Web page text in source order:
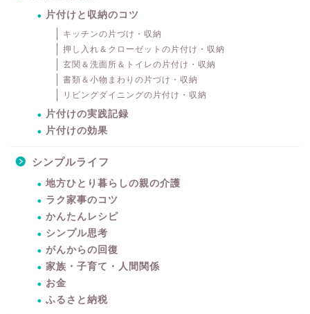
片付けと収納のコツ
キッチンの片づけ・収納
押し入れ＆クローゼットの片付け・収納
玄関＆洗面所＆トイレの片付け・収納
書類＆小物まわりの片づけ・収納
リビングダイニングの片付け・収納
片付けの実践記録
片付けの効果
シンプルライフ
地方ひとり暮らしの親の介護
ラク家事のコツ
かんたんレシピ
シンプル思考
がんからの回復
家族・子育て・人間関係
お金
ふるさと納税